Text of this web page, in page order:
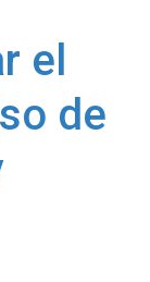
el
de